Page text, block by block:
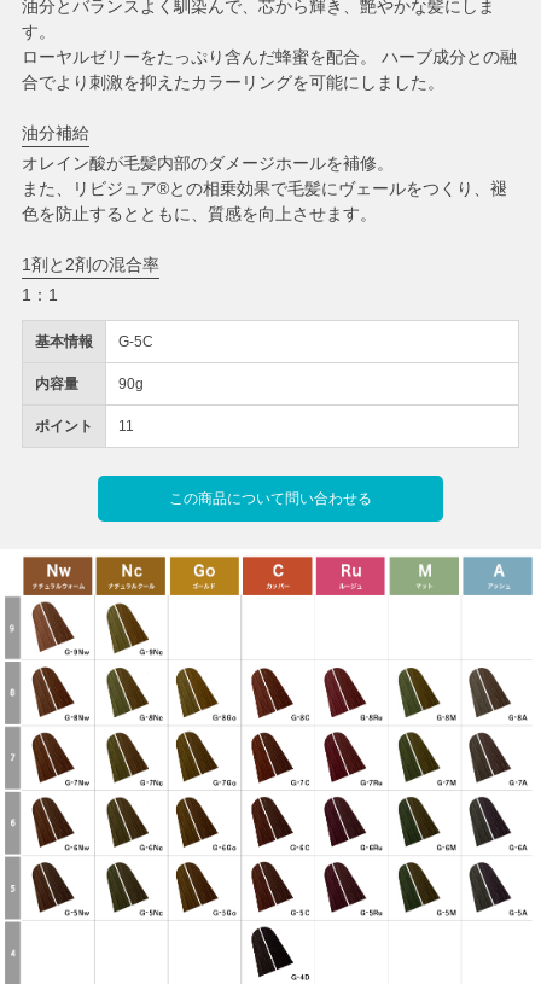
基本情報 G-5C
内容量 90g
ポイント 11
この商品について問い合わせる
油分とバランスよく馴染んで、芯から輝き、艶やかな髪にしま
す。
ローヤルゼリーをたっぷり含んだ蜂蜜を配合。 ハーブ成分との融
合でより刺激を抑えたカラーリングを可能にしました。
油分補給
オレイン酸が毛髪内部のダメージホールを補修。
また、リビジュア®との相乗効果で毛髪にヴェールをつくり、褪
色を防止するとともに、質感を向上させます。
1剤と2剤の混合率
1：1